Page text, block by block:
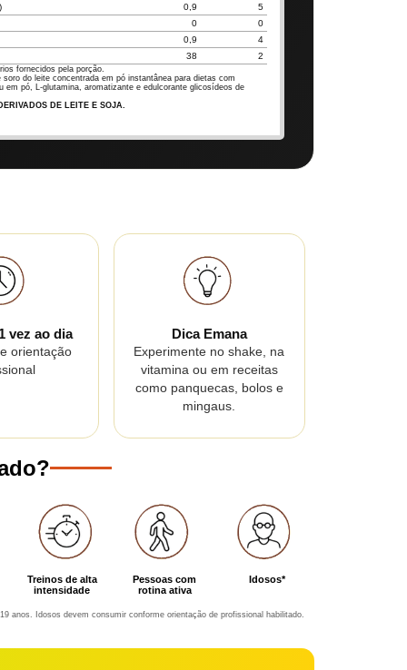
0,9
5
0
0
0,9
4
38
2
fornecidos pela porção.
do leite concentrada em pó instantânea para dietas com
em pó, L-glutamina, aromatizante e edulcorante glicosídeos de
DE LEITE E SOJA.
vez ao dia
orientação
Dica Emana
Experimente no shake, na
vitamina ou em receitas
como panquecas, bolos e
mingaus.
Treinos de alta
intensidade
Pessoas com
rotina ativa
Idosos*
anos. Idosos devem consumir conforme orientação de profissional habilitado.